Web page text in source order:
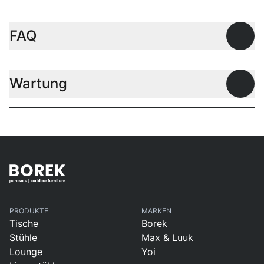
FAQ
Wartung
PRODUKTE
Tische
Stühle
Lounge
MARKEN
Borek
Max & Luuk
Yoi